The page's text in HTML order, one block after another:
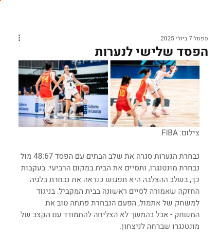
הפסד שלישי לנערות
ספסל7 ביולי 2025
צילום: FIBA
נבחרת הנערות סגרה את שלב הבתים עם הפסד 48:67 מול
נבחרת מונטנגרו, ותסיים את הבית במקום הרביעי. בעקבות
כך, בשלב ההצלבה היא תפגוש כנראה את נבחרת בלגיה
החזקה שאמורה לסיים ראשונה בבית המקביל. בניגוד
למשחק של אתמול, הפעם הנבחרת פתחה טוב את
המשחק - אבל בהמשך לא הצליחה להתמודד עם הקצב של
מונטנגרו שברחה לניצחון.